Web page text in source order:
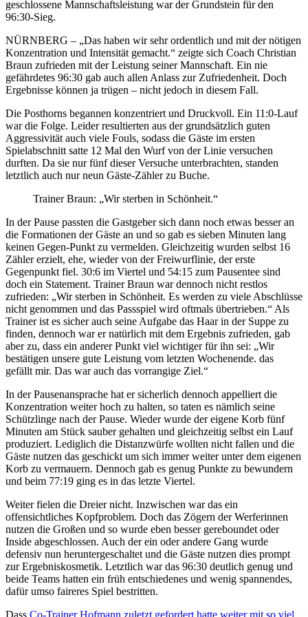
geschlossene Mannschaftsleistung war der Grundstein für den
96:30-Sieg.
NÜRNBERG – „Das haben wir sehr ordentlich und mit der nötigen
Konzentration und Intensität gemacht.“ zeigte sich Coach Christian
Braun zufrieden mit der Leistung seiner Mannschaft. Ein nie
gefährdetes 96:30 gab auch allen Anlass zur Zufriedenheit. Doch
Ergebnisse können ja trügen – nicht jedoch in diesem Fall.
Die Posthorns begannen konzentriert und Druckvoll. Ein 11:0-Lauf
war die Folge. Leider resultierten aus der grundsätzlich guten
Aggressivität auch viele Fouls, sodass die Gäste im ersten
Spielabschnitt satte 12 Mal den Wurf von der Linie versuchen
durften. Da sie nur fünf dieser Versuche unterbrachten, standen
letztlich auch nur neun Gäste-Zähler zu Buche.
Trainer Braun: „Wir sterben in Schönheit.“
In der Pause passten die Gastgeber sich dann noch etwas besser an
die Formationen der Gäste an und so gab es sieben Minuten lang
keinen Gegen-Punkt zu vermelden. Gleichzeitig wurden selbst 16
Zähler erzielt, ehe, wieder von der Freiwurflinie, der erste
Gegenpunkt fiel. 30:6 im Viertel und 54:15 zum Pausentee sind
doch ein Statement. Trainer Braun war dennoch nicht restlos
zufrieden: „Wir sterben in Schönheit. Es werden zu viele Abschlüsse
nicht genommen und das Passspiel wird oftmals übertrieben.“ Als
Trainer ist es sicher auch seine Aufgabe das Haar in der Suppe zu
finden, dennoch war er natürlich mit dem Ergebnis zufrieden, gab
aber zu, dass ein anderer Punkt viel wichtiger für ihn sei: „Wir
bestätigen unsere gute Leistung vom letzten Wochenende. das
gefällt mir. Das war auch das vorrangige Ziel.“
In der Pausenansprache hat er sicherlich dennoch appelliert die
Konzentration weiter hoch zu halten, so taten es nämlich seine
Schützlinge nach der Pause. Wieder wurde der eigene Korb fünf
Minuten am Stück sauber gehalten und gleichzeitig selbst ein Lauf
produziert. Lediglich die Distanzwürfe wollten nicht fallen und die
Gäste nutzen das geschickt um sich immer weiter unter dem eigenen
Korb zu vermauern. Dennoch gab es genug Punkte zu bewundern
und beim 77:19 ging es in das letzte Viertel.
Weiter fielen die Dreier nicht. Inzwischen war das ein
offensichtliches Kopfproblem. Doch das Zögern der Werferinnen
nutzen die Großen und so wurde eben besser gereboundet oder
Inside abgeschlossen. Auch der ein oder andere Gang wurde
defensiv nun heruntergeschaltet und die Gäste nutzen dies prompt
zur Ergebniskosmetik. Letztlich war das 96:30 deutlich genug und
beide Teams hatten ein früh entschiedenes und wenig spannendes,
dafür umso faireres Spiel bestritten.
Dass Co-Trainer Hofmann zuletzt gefordert hatte weiter mit so viel